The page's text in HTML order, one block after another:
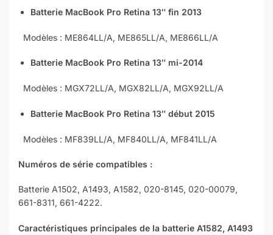
Batterie MacBook Pro Retina 13″ fin 2013
Modèles : ME864LL/A, ME865LL/A, ME866LL/A
Batterie MacBook Pro Retina 13″ mi-2014
Modèles : MGX72LL/A, MGX82LL/A, MGX92LL/A
Batterie MacBook Pro Retina 13″ début 2015
Modèles : MF839LL/A, MF840LL/A, MF841LL/A
Numéros de série compatibles :
Batterie A1502, A1493, A1582, 020-8145, 020-00079,
661-8311, 661-4222.
Caractéristiques principales de la batterie A1582, A1493